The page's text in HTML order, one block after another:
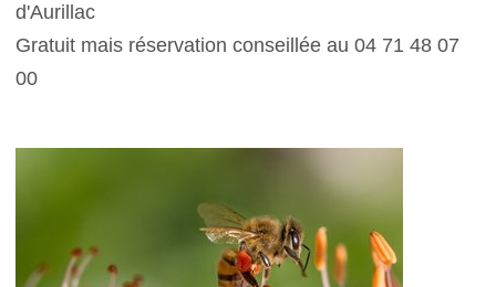
d'Aurillac
Gratuit mais réservation conseillée au 04 71 48 07
00